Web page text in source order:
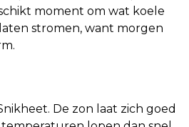
moment om wat koele
stromen, want morgen
De zon laat zich goed